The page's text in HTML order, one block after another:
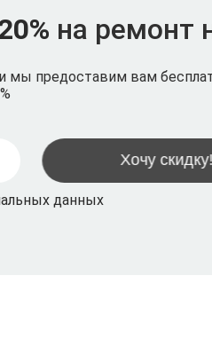
на ремонт
мы предоставим вам
данных